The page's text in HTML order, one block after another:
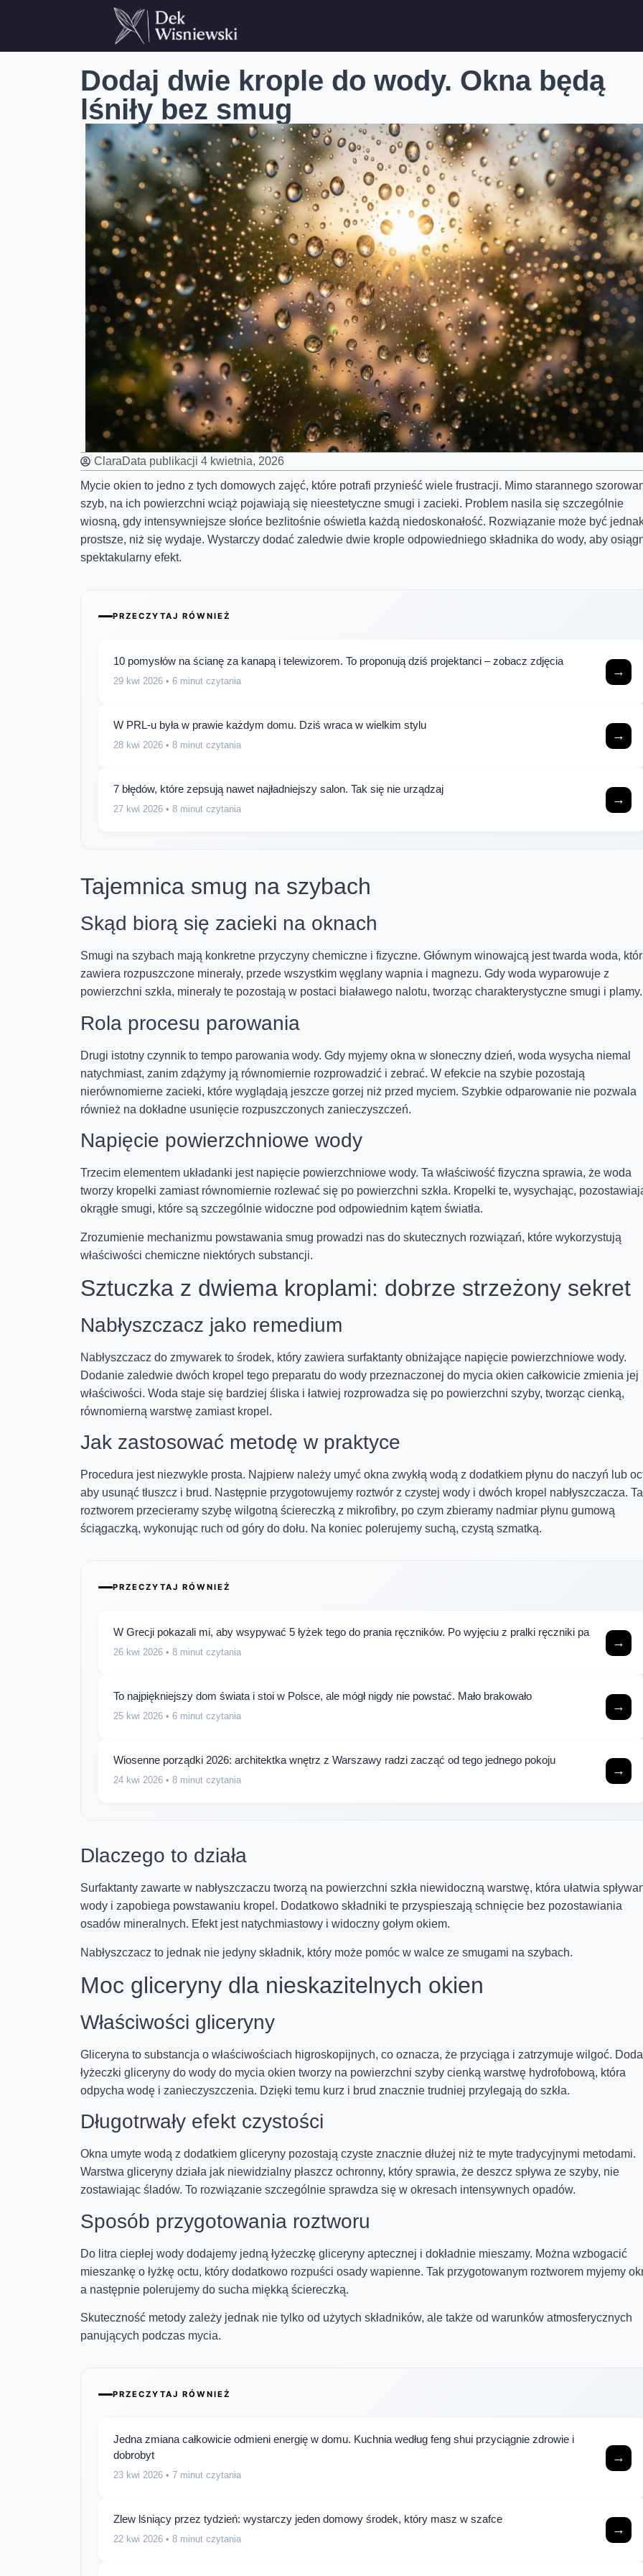
Dodaj dwie krople do wody. Okna będą
lśniły bez smug
ClaraData publikacji 4 kwietnia, 2026
Mycie okien to jedno z tych domowych zajęć, które potrafi przynieść wiele frustracji. Mimo starannego
szyb, na ich powierzchni wciąż pojawiają się nieestetyczne smugi i zacieki. Problem nasila się szczególnie
wiosną, gdy intensywniejsze słońce bezlitośnie oświetla każdą niedoskonałość. Rozwiązanie może być
prostsze, niż się wydaje. Wystarczy dodać zaledwie dwie krople odpowiedniego składnika do wody, aby
spektakularny efekt.
PRZECZYTAJ RÓWNIEŻ
10 pomysłów na ścianę za kanapą i telewizorem. To proponują dziś projektanci – zobacz zdjęcia
29 kwi 2026 • 6 minut czytania
→
W PRL-u była w prawie każdym domu. Dziś wraca w wielkim stylu
28 kwi 2026 • 8 minut czytania
→
7 błędów, które zepsują nawet najładniejszy salon. Tak się nie urządzaj
27 kwi 2026 • 8 minut czytania
→
Tajemnica smug na szybach
Skąd biorą się zacieki na oknach
Smugi na szybach mają konkretne przyczyny chemiczne i fizyczne. Głównym winowajcą jest twarda woda,
zawiera rozpuszczone minerały, przede wszystkim węglany wapnia i magnezu. Gdy woda wyparowuje z
powierzchni szkła, minerały te pozostają w postaci białawego nalotu, tworząc charakterystyczne smugi i plamy.
Rola procesu parowania
Drugi istotny czynnik to tempo parowania wody. Gdy myjemy okna w słoneczny dzień, woda wysycha niemal
natychmiast, zanim zdążymy ją równomiernie rozprowadzić i zebrać. W efekcie na szybie pozostają
nierównomierne zacieki, które wyglądają jeszcze gorzej niż przed myciem. Szybkie odparowanie nie pozwala
również na dokładne usunięcie rozpuszczonych zanieczyszczeń.
Napięcie powierzchniowe wody
Trzecim elementem układanki jest napięcie powierzchniowe wody. Ta właściwość fizyczna sprawia, że woda
tworzy kropelki zamiast równomiernie rozlewać się po powierzchni szkła. Kropelki te, wysychając,
okrągłe smugi, które są szczególnie widoczne pod odpowiednim kątem światła.
Zrozumienie mechanizmu powstawania smug prowadzi nas do skutecznych rozwiązań, które wykorzystują
właściwości chemiczne niektórych substancji.
Sztuczka z dwiema kroplami: dobrze strzeżony sekret
Nabłyszczacz jako remedium
Nabłyszczacz do zmywarek to środek, który zawiera surfaktanty obniżające napięcie powierzchniowe wody.
Dodanie zaledwie dwóch kropel tego preparatu do wody przeznaczonej do mycia okien całkowicie zmienia jej
właściwości. Woda staje się bardziej śliska i łatwiej rozprowadza się po powierzchni szyby, tworząc cienką,
równomierną warstwę zamiast kropel.
Jak zastosować metodę w praktyce
Procedura jest niezwykle prosta. Najpierw należy umyć okna zwykłą wodą z dodatkiem płynu do naczyń lub
aby usunąć tłuszcz i brud. Następnie przygotowujemy roztwór z czystej wody i dwóch kropel nabłyszczacza.
roztworem przecieramy szybę wilgotną ściereczką z mikrofibry, po czym zbieramy nadmiar płynu gumową
ściągaczką, wykonując ruch od góry do dołu. Na koniec polerujemy suchą, czystą szmatką.
PRZECZYTAJ RÓWNIEŻ
W Grecji pokazali mi, aby wsypywać 5 łyżek tego do prania ręczników. Po wyjęciu z pralki ręczniki pa
26 kwi 2026 • 8 minut czytania
→
To najpiękniejszy dom świata i stoi w Polsce, ale mógł nigdy nie powstać. Mało brakowało
25 kwi 2026 • 6 minut czytania
→
Wiosenne porządki 2026: architektka wnętrz z Warszawy radzi zacząć od tego jednego pokoju
24 kwi 2026 • 8 minut czytania
→
Dlaczego to działa
Surfaktanty zawarte w nabłyszczaczu tworzą na powierzchni szkła niewidoczną warstwę, która ułatwia
wody i zapobiega powstawaniu kropel. Dodatkowo składniki te przyspieszają schnięcie bez pozostawiania
osadów mineralnych. Efekt jest natychmiastowy i widoczny gołym okiem.
Nabłyszczacz to jednak nie jedyny składnik, który może pomóc w walce ze smugami na szybach.
Moc gliceryny dla nieskazitelnych okien
Właściwości gliceryny
Gliceryna to substancja o właściwościach higroskopijnych, co oznacza, że przyciąga i zatrzymuje wilgoć.
łyżeczki gliceryny do wody do mycia okien tworzy na powierzchni szyby cienką warstwę hydrofobową, która
odpycha wodę i zanieczyszczenia. Dzięki temu kurz i brud znacznie trudniej przylegają do szkła.
Długotrwały efekt czystości
Okna umyte wodą z dodatkiem gliceryny pozostają czyste znacznie dłużej niż te myte tradycyjnymi metodami.
Warstwa gliceryny działa jak niewidzialny płaszcz ochronny, który sprawia, że deszcz spływa ze szyby, nie
zostawiając śladów. To rozwiązanie szczególnie sprawdza się w okresach intensywnych opadów.
Sposób przygotowania roztworu
Do litra ciepłej wody dodajemy jedną łyżeczkę gliceryny aptecznej i dokładnie mieszamy. Można wzbogacić
mieszankę o łyżkę octu, który dodatkowo rozpuści osady wapienne. Tak przygotowanym roztworem myjemy
a następnie polerujemy do sucha miękką ściereczką.
Skuteczność metody zależy jednak nie tylko od użytych składników, ale także od warunków atmosferycznych
panujących podczas mycia.
PRZECZYTAJ RÓWNIEŻ
Jedna zmiana całkowicie odmieni energię w domu. Kuchnia według feng shui przyciągnie zdrowie i
dobrobyt
23 kwi 2026 • 7 minut czytania
→
Zlew lśniący przez tydzień: wystarczy jeden domowy środek, który masz w szafce
22 kwi 2026 • 8 minut czytania
→